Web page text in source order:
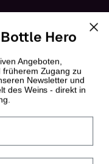
Hero
Angeboten,
Zugang zu
Newsletter und
des Weins - direkt in